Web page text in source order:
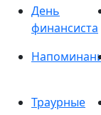
День
финансиста
Траурные